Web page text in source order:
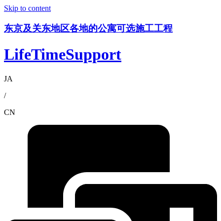
Skip to content
东京及关东地区各地的公寓可选施工工程
LifeTimeSupport
JA
/
CN